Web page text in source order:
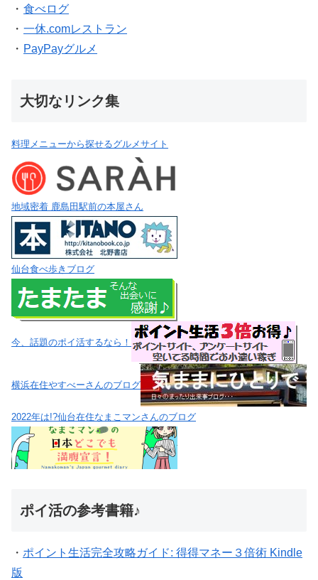
・ 食べログ
・ 一休.comレストラン
・ PayPayグルメ
大切なリンク集
料理メニューから探せるグルメサイト
地域密着 鹿島田駅前の本屋さん
仙台食べ歩きブログ
今、話題のポイ活するなら！
横浜在住やすべーさんのブログ
2022年は!?仙台在住なまこマンさんのブログ
ポイ活の参考書籍♪
・ ポイント生活完全攻略ガイド: 得得マネー３倍術 Kindle
版